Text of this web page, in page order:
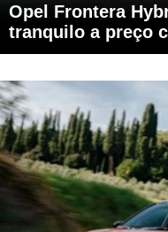
Opel Frontera
tranquilo a preço